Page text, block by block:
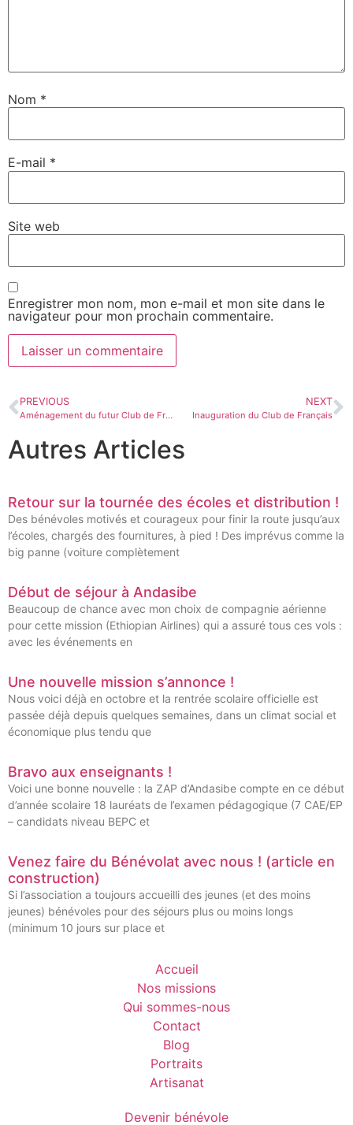
Nom *
E-mail *
Site web
Enregistrer mon nom, mon e-mail et mon site dans le
navigateur pour mon prochain commentaire.
PREVIOUS
Aménagement du futur Club de Français
NEXT
Inauguration du Club de Français
Autres Articles
Retour sur la tournée des écoles et distribution !
Des bénévoles motivés et courageux pour finir la route jusqu’aux
l’écoles, chargés des fournitures, à pied ! Des imprévus comme la
big panne (voiture complètement
Début de séjour à Andasibe
Beaucoup de chance avec mon choix de compagnie aérienne
pour cette mission (Ethiopian Airlines) qui a assuré tous ces vols :
avec les événements en
Une nouvelle mission s’annonce !
Nous voici déjà en octobre et la rentrée scolaire officielle est
passée déjà depuis quelques semaines, dans un climat social et
économique plus tendu que
Bravo aux enseignants !
Voici une bonne nouvelle : la ZAP d’Andasibe compte en ce début
d’année scolaire 18 lauréats de l’examen pédagogique (7 CAE/EP
– candidats niveau BEPC et
Venez faire du Bénévolat avec nous ! (article en
construction)
Si l’association a toujours accueilli des jeunes (et des moins
jeunes) bénévoles pour des séjours plus ou moins longs
(minimum 10 jours sur place et
Accueil
Nos missions
Qui sommes-nous
Contact
Blog
Portraits
Artisanat
Devenir bénévole